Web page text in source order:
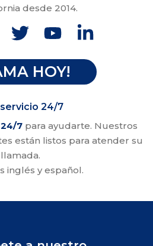
desde 2014.
HOY!
24/7
24/7 para ayudarte. Nuestros
están listos para atender su
llamada.
inglés y español.